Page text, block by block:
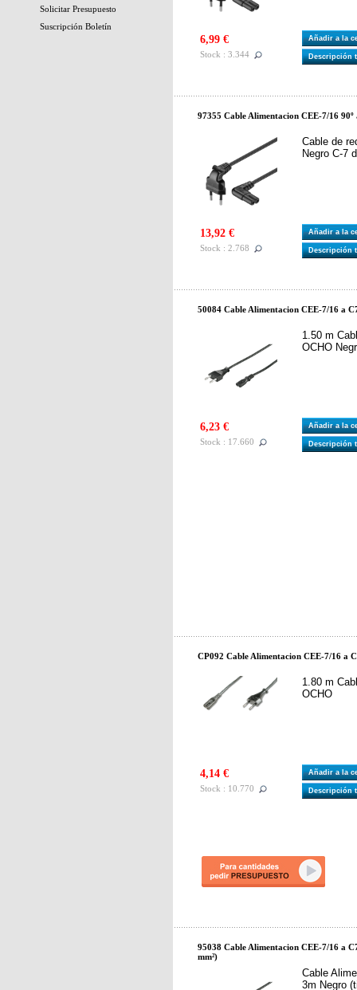
Solicitar Presupuesto
Suscripción Boletín
6,99 €
Stock : 3.344
Añadir a la
Descripción
97355 Cable Alimentacion CEE-7/16
Cable de
Negro C-7
13,92 €
Stock : 2.768
Añadir a la
Descripción
50084 Cable Alimentacion CEE-7/16 a
1.50 m
OCHO
6,23 €
Stock : 17.660
Añadir a la
Descripción
CP092 Cable Alimentacion CEE-7/16 a
1.80 m
OCHO
4,14 €
Stock : 10.770
Añadir a la
Descripción
95038 Cable Alimentacion CEE-7/16 a
mm²)
Cable
3m Negro